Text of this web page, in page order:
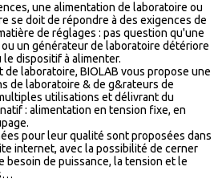
une alimentation de laboratoire ou
se doit de répondre à des exigences de
de réglages : pas question qu'une
un générateur de laboratoire détériore
dispositif à alimenter.
laboratoire, BIOLAB vous propose une
de laboratoire & de g&rateurs de
utilisations et délivrant du
: alimentation en tension fixe, en
pour leur qualité sont proposées dans
internet, avec la possibilité de cerner
de puissance, la tension et le